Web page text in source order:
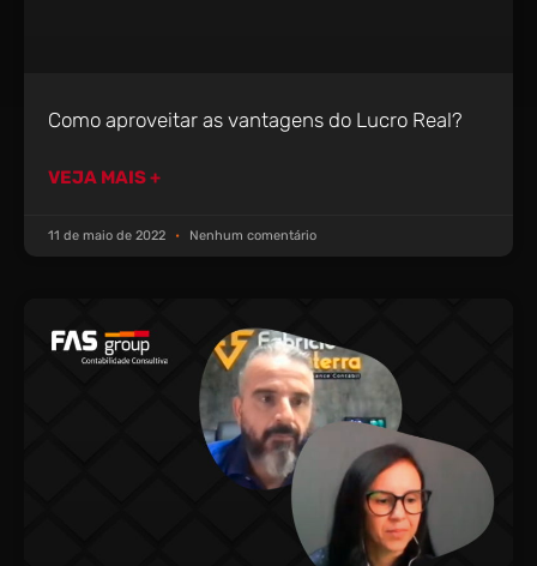
Como aproveitar as vantagens do Lucro Real?
VEJA MAIS +
11 de maio de 2022 Nenhum comentário